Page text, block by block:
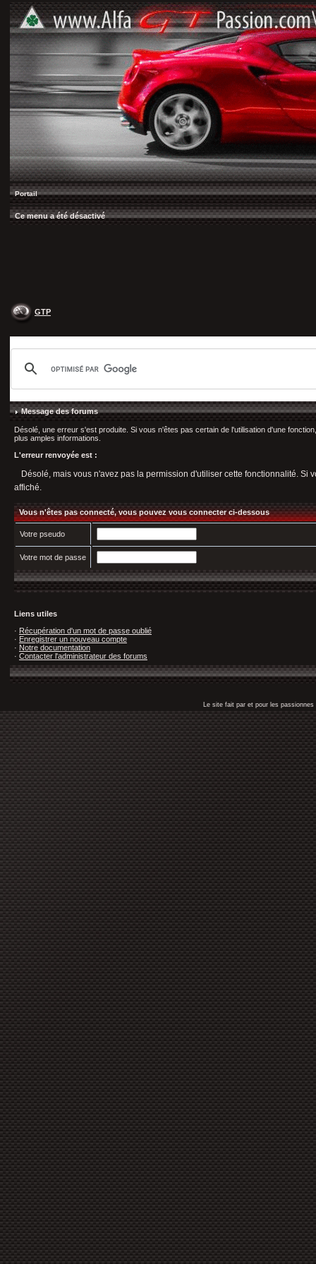
Portail
Ce menu a été désactivé
GTP
Message des forums
Désolé, une erreur s'est produite. Si vous n'êtes pas certain de l'utilisation d'une
plus amples informations.
L'erreur renvoyée est :
Désolé, mais vous n'avez pas la permission d'utiliser cette fonctionnalité.
affiché.
Vous n'êtes pas connecté, vous pouvez vous connecter ci-dessous
Votre pseudo
Votre mot de passe
Liens utiles
· Récupération d'un mot de passe oublié
· Enregistrer un nouveau compte
· Notre documentation
· Contacter l'administrateur des forums
Le site fait par et pour les